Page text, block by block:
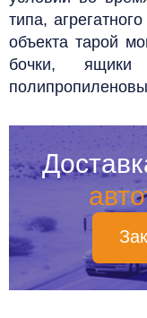
типа,
объекта тарой
бочки,